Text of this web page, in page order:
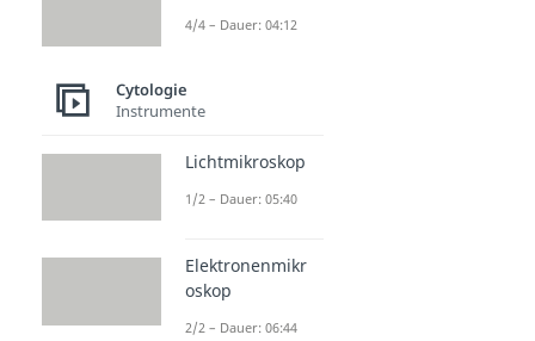
4/4 – Dauer: 04:12
Cytologie
Instrumente
Lichtmikroskop
1/2 – Dauer: 05:40
Elektronenmikr
oskop
2/2 – Dauer: 06:44